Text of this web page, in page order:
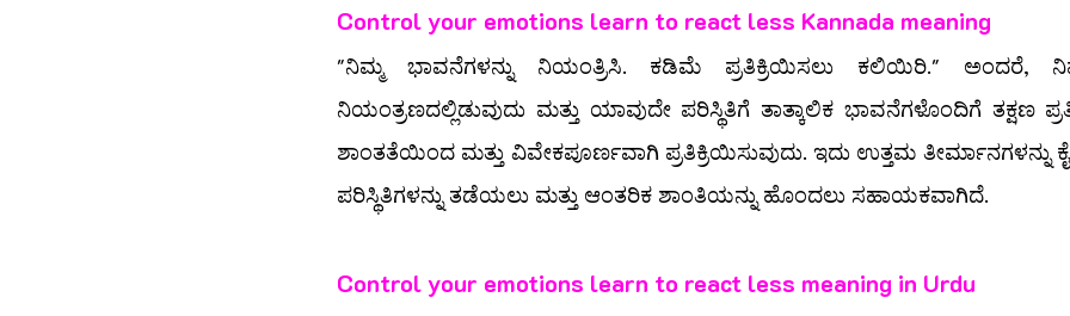
Control your emotions learn to react less Kannada meaning
"ನಿಮ್ಮ ಭಾವನೆಗಳನ್ನು ನಿಯಂತ್ರಿಸಿ. ಕಡಿಮೆ ಪ್ರತಿಕ್ರಿಯಿಸಲು ಕಲಿಯಿರಿ." ಅಂದರೆ,
ನಿಯಂತ್ರಣದಲ್ಲಿಡುವುದು ಮತ್ತು ಯಾವುದೇ ಪರಿಸ್ಥಿತಿಗೆ ತಾತ್ಕಾಲಿಕ ಭಾವನೆಗಳೊಂದಿಗೆ ತಕ್ಷಣ
ಶಾಂತತೆಯಿಂದ ಮತ್ತು ವಿವೇಕಪೂರ್ಣವಾಗಿ ಪ್ರತಿಕ್ರಿಯಿಸುವುದು. ಇದು ಉತ್ತಮ ತೀರ್ಮಾನಗಳನ್ನು
ಪರಿಸ್ಥಿತಿಗಳನ್ನು ತಡೆಯಲು ಮತ್ತು ಆಂತರಿಕ ಶಾಂತಿಯನ್ನು ಹೊಂದಲು ಸಹಾಯಕವಾಗಿದೆ.
Control your emotions learn to react less meaning in Urdu